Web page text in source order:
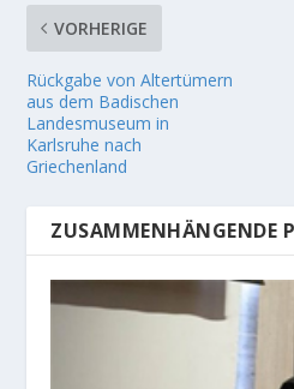
VORHERIGE
Rückgabe von Altertümern
aus dem Badischen
Landesmuseum in
Karlsruhe nach
Griechenland
ZUSAMMENHÄNGENDE